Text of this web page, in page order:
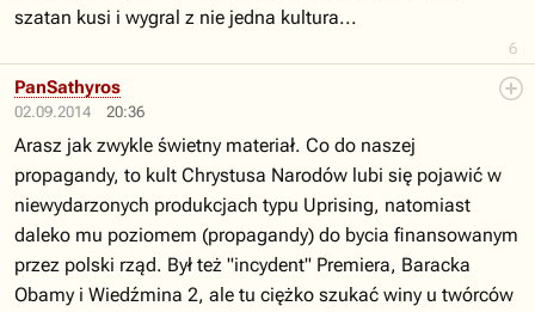
6
szatan kusi i wygral z nie jedna kultura...
02.09.2014 20:36
PanSathyros
Arasz jak zwykle świetny materiał. Co do naszej
propagandy, to kult Chrystusa Narodów lubi się pojawić w
niewydarzonych produkcjach typu Uprising, natomiast
daleko mu poziomem (propagandy) do bycia finansowanym
przez polski rząd. Był też "incydent" Premiera, Baracka
Obamy i Wiedźmina 2, ale tu ciężko szukać winy u twórców